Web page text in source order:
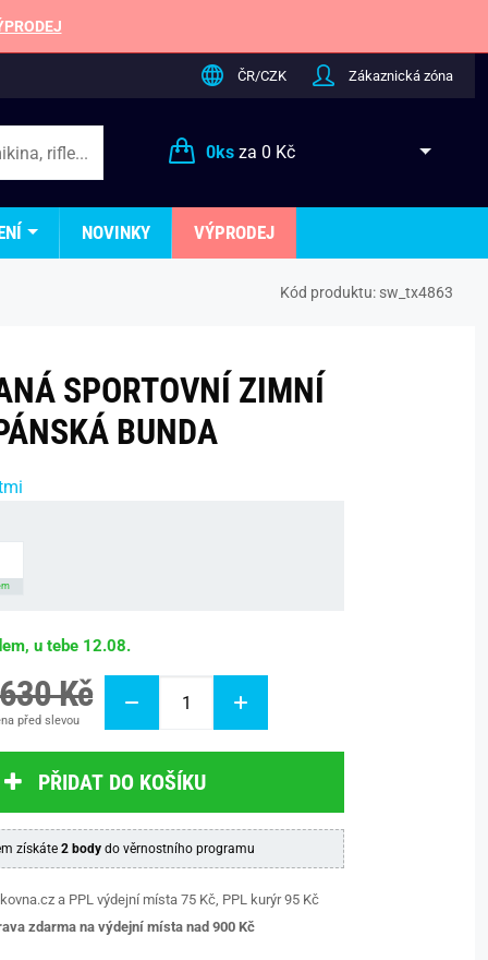
ČR/CZK Zákaznická zóna
0ksza 0 Kč
NOVINKY VÝPRODEJ
Kód produktu: sw_tx4863
SPORTOVNÍ ZIMNÍ
BUNDA
u tebe 12.08.
Kč
před slevou
PŘIDAT DO KOŠÍKU
získáte 2 bodydo věrnostního programu
a PPL výdejní místa 75 Kč, PPL kurýr 95 Kč
zdarma na výdejní místa nad 900 Kč